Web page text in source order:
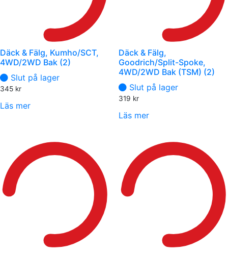
Däck & Fälg, Kumho/SCT,
4WD/2WD Bak (2)
Slut på lager
345 kr
Läs mer
Däck & Fälg,
Goodrich/Split-Spoke,
4WD/2WD Bak (TSM) (2)
Slut på lager
319 kr
Läs mer